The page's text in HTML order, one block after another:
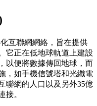
互聯網網絡，旨在提供
它正在低地球軌道上建設
以便將數據傳回地球，而
，如手機信號塔和光纖電
聯網的人口以及另外35億
接。